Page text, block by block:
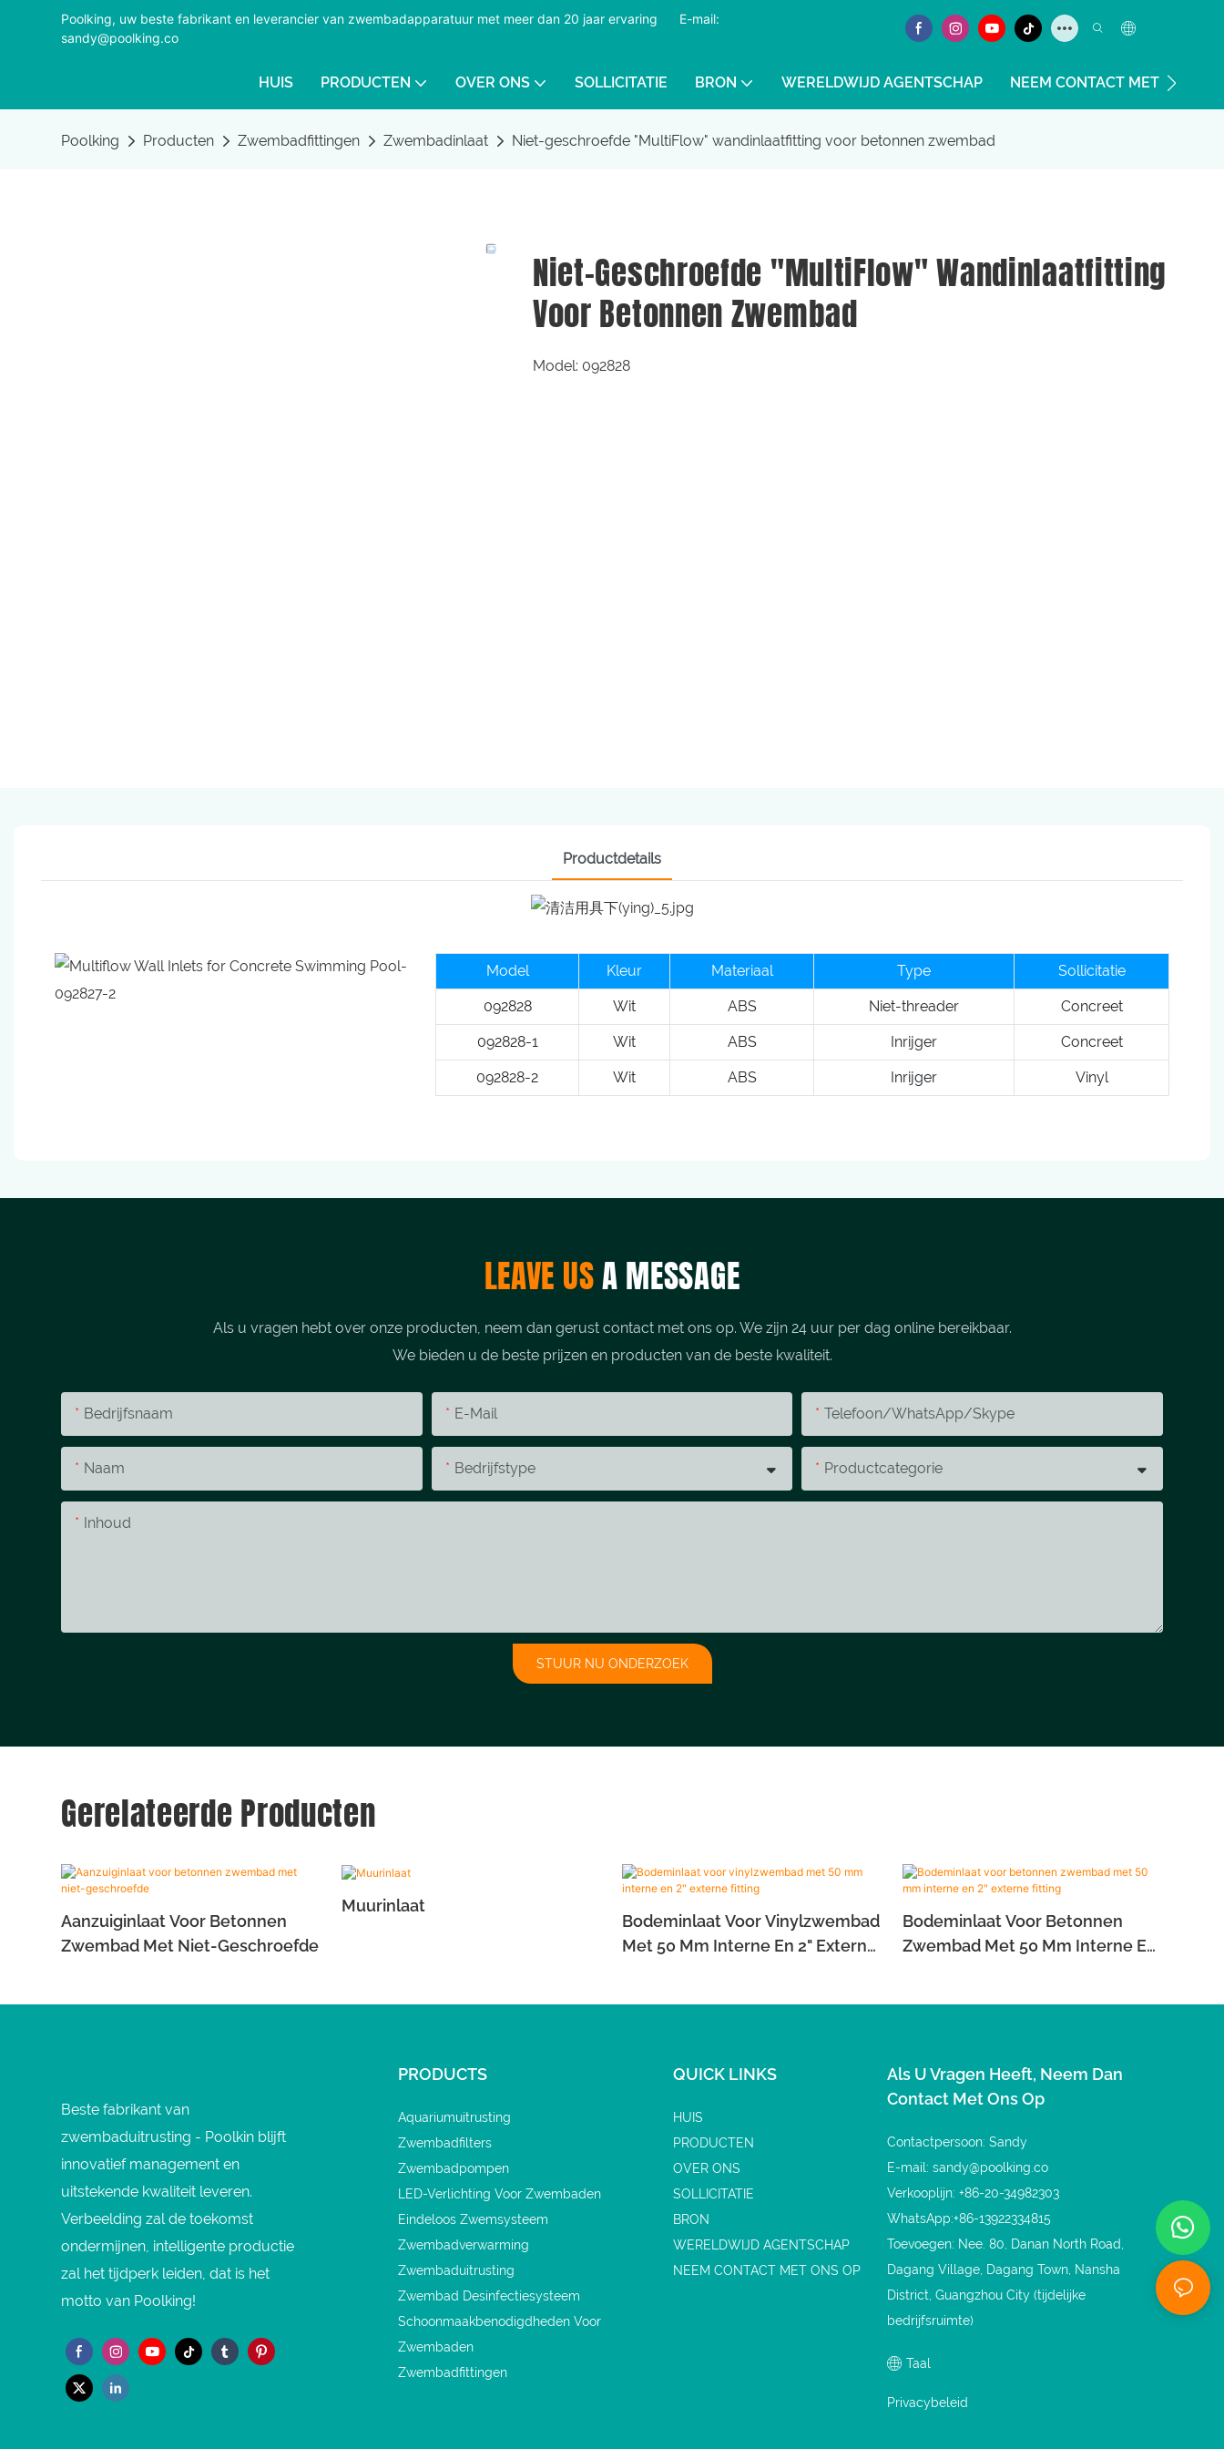
Poolking, uw beste fabrikant en leverancier van zwembadapparatuur met meer dan 20 jaar ervaring
E-mail:
sandy@poolking.co
HUIS PRODUCTEN OVER ONS SOLLICITATIE BRON WERELDWIJD AGENTSCHAP NEEM CONTACT MET ONS OP
Poolking Producten Zwembadfittingen Zwembadinlaat Niet-geschroefde "MultiFlow" wandinlaatfitting voor betonnen zwembad
Niet-Geschroefde "MultiFlow" Wandinlaatfitting
Voor Betonnen Zwembad
Model: 092828
Productdetails
Model Kleur Materiaal Type Sollicitatie
092828 Wit ABS Niet-threader Concreet
092828-1 Wit ABS Inrijger Concreet
092828-2 Wit ABS Inrijger Vinyl
LEAVE USA MESSAGE
Als u vragen hebt over onze producten, neem dan gerust contact met ons op. We zijn 24 uur per dag online bereikbaar.
We bieden u de beste prijzen en producten van de beste kwaliteit.
Bedrijfsnaam E-Mail Telefoon/WhatsApp/Skype
Naam Bedrijfstype Productcategorie
Inhoud
STUUR NU ONDERZOEK
Gerelateerde Producten
Aanzuiginlaat Voor Betonnen
Zwembad Met Niet-Geschroefde
Muurinlaat
Bodeminlaat Voor Vinylzwembad
Met 50 Mm Interne En 2" Externe
Bodeminlaat Voor Betonnen
Zwembad Met 50 Mm Interne En
Beste fabrikant van
zwembaduitrusting - Poolkin blijft
innovatief management en
uitstekende kwaliteit leveren.
Verbeelding zal de toekomst
ondermijnen, intelligente productie
zal het tijdperk leiden, dat is het
motto van Poolking!
PRODUCTS
Aquariumuitrusting
Zwembadfilters
Zwembadpompen
LED-Verlichting Voor Zwembaden
Eindeloos Zwemsysteem
Zwembadverwarming
Zwembaduitrusting
Zwembad Desinfectiesysteem
Schoonmaakbenodigdheden Voor
Zwembaden
Zwembadfittingen
QUICK LINKS
HUIS
PRODUCTEN
OVER ONS
SOLLICITATIE
BRON
WERELDWIJD AGENTSCHAP
NEEM CONTACT MET ONS OP
Als U Vragen Heeft, Neem Dan
Contact Met Ons Op
Contactpersoon: Sandy
E-mail:sandy@poolking.co
Verkooplijn: +86-20-34982303
WhatsApp:+86-13922334815
Toevoegen: Nee. 80, Danan North Road,
Dagang Village, Dagang Town, Nansha
District, Guangzhou City (tijdelijke
bedrijfsruimte)
Taal
Privacybeleid